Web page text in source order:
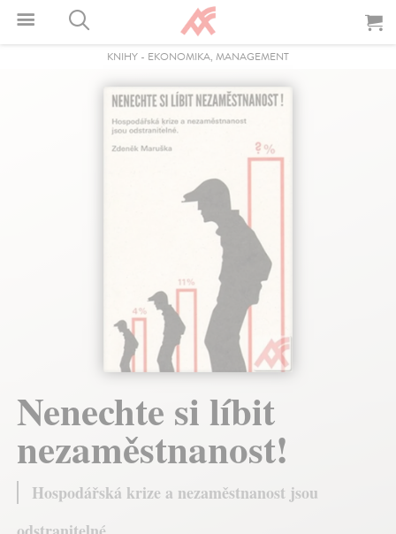
KNIHY - EKONOMIKA, MANAGEMENT
Nenechte si líbit
nezaměstnanost!
Hospodářská krize a nezaměstnanost jsou